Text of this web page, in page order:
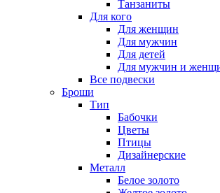
Танзаниты
Для кого
Для женщин
Для мужчин
Для детей
Для мужчин и
Все подвески
Броши
Тип
Бабочки
Цветы
Птицы
Дизайнерские
Металл
Белое золото